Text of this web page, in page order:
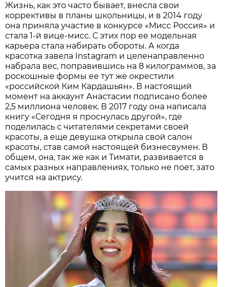
Жизнь, как это часто бывает, внесла свои
коррективы в планы школьницы, и в 2014 году
она приняла участие в конкурсе «Мисс Россия» и
стала 1-й вице-мисс. С этих пор ее модельная
карьера стала набирать обороты. А когда
красотка завела Instagram и целенаправленно
набрала вес, поправившись на 8 килограммов, за
роскошные формы ее тут же окрестили
«российской Ким Кардашьян». В настоящий
момент на аккаунт Анастасии подписано более
2,5 миллиона человек. В 2017 году она написала
книгу «Сегодня я проснулась другой», где
поделилась с читателями секретами своей
красоты, а еще девушка открыла свой салон
красоты, став самой настоящей бизнесвумен. В
общем, она, так же как и Тимати, развивается в
самых разных направлениях, только не поет, зато
учится на актрису.